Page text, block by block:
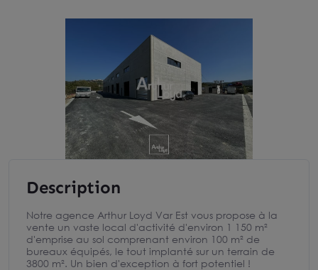
Description
Notre agence Arthur Loyd Var Est vous propose à la
vente un vaste local d'activité d'environ 1 150 m²
d'emprise au sol comprenant environ 100 m² de
bureaux équipés, le tout implanté sur un terrain de
3800 m². Un bien d'exception à fort potentiel !